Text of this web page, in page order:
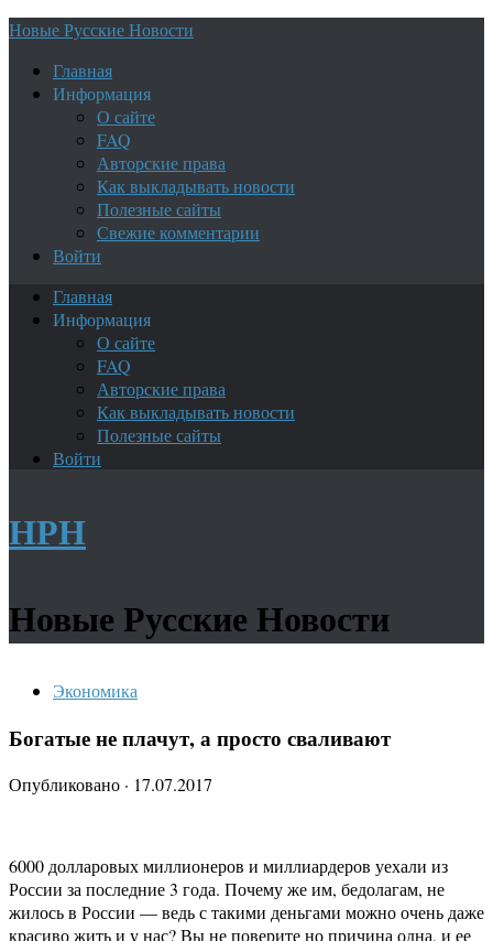
Новые Русские Новости
Главная
Информация
О сайте
FAQ
Авторские права
Как выкладывать новости
Полезные сайты
Свежие комментарии
Войти
Главная
Информация
О сайте
FAQ
Авторские права
Как выкладывать новости
Полезные сайты
Войти
НРН
Новые Русские Новости
Экономика
Богатые не плачут, а просто сваливают
Опубликовано · 17.07.2017
6000 долларовых миллионеров и миллиардеров уехали из
России за последние 3 года. Почему же им, бедолагам, не
жилось в России — ведь с такими деньгами можно очень даже
красиво жить и у нас? Вы не поверите но причина одна, и ее